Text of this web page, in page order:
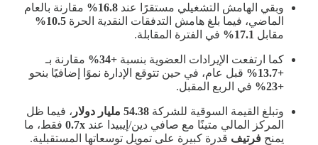
وبقي الهامش التشغيلي مستقرًا عند 16.8%
مقارنة بالعام
الماضي، فيما بلغ هامش التدفقات النقدية الحرة 10.5%
مقابل 17.1% في الفترة المقابلة.
كما ارتفعت الإيرادات العضوية بنسبة +34%
مقارنة بـ
+13.7%
قبل عام، في حين تتوقع الإدارة نموًا إضافيًا بنحو
+23%
في الربع المقبل.
وتبلغ القيمة السوقية للشركة 54.38 مليار دولار
، فيما ظل
المركز المالي متينًا مع صافي دين/إيبيدا عند 0.7x فقط، ما
يمنح فرتيف قدرة كبيرة على تمويل توسعاتها المستقبلية.